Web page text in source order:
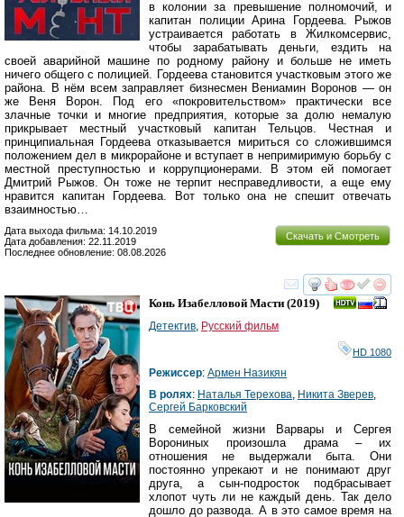
в колонии за превышение полномочий, и
капитан полиции Арина Гордеева. Рыжов
устраивается работать в Жилкомсервис,
чтобы зарабатывать деньги, ездить на
своей аварийной машине по родному району и больше не иметь
ничего общего с полицией. Гордеева становится участковым этого же
района. В нём всем заправляет бизнесмен Вениамин Воронов — он
же Веня Ворон. Под его «покровительством» практически все
злачные точки и многие предприятия, которые за долю немалую
прикрывает местный участковый капитан Тельцов. Честная и
принципиальная Гордеева отказывается мириться со сложившимся
положением дел в микрорайоне и вступает в непримиримую борьбу с
местной преступностью и коррупционерами. В этом ей помогает
Дмитрий Рыжов. Он тоже не терпит несправедливости, а еще ему
нравится капитан Гордеева. Вот только она не спешит отвечать
взаимностью…
Скачать и Смотреть
Дата выхода фильма: 14.10.2019
Дата добавления: 22.11.2019
Последнее обновление: 08.08.2026
смотреть
Конь Изабелловой Масти (2019)
Детектив, Русский фильм
HD 1080
Режиссер: Армен Назикян
В ролях: Наталья Терехова, Никита Зверев,
Сергей Барковский
В семейной жизни Варвары и Сергея
Ворониных произошла драма – их
отношения не выдержали быта. Они
постоянно упрекают и не понимают друг
друга, а сын-подросток подбрасывает
хлопот чуть ли не каждый день. Так дело
дошло до развода. А в это самое время на